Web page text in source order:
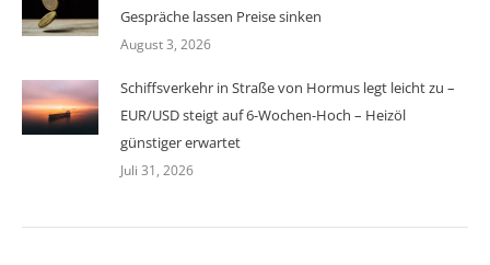
Gespräche lassen Preise sinken
August 3, 2026
Schiffsverkehr in Straße von Hormus legt leicht zu –
EUR/USD steigt auf 6-Wochen-Hoch – Heizöl
günstiger erwartet
Juli 31, 2026